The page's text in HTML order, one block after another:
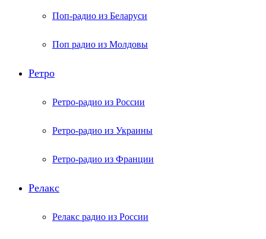
Поп-радио из Беларуси
Поп радио из Молдовы
Ретро
Ретро-радио из России
Ретро-радио из Украины
Ретро-радио из Франции
Релакс
Релакс радио из России